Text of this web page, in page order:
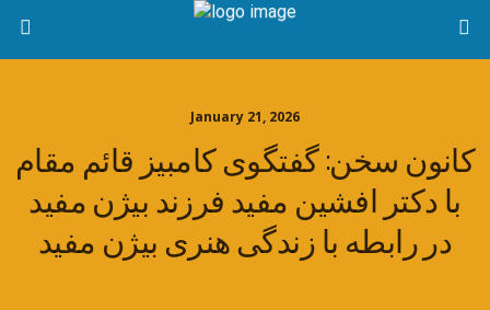
January 21, 2026
کانون سخن: گفتگوی کامبیز قائم مقام
با دکتر افشین مفید فرزند بیژن مفید
در رابطه با زندگی هنری بیژن مفید